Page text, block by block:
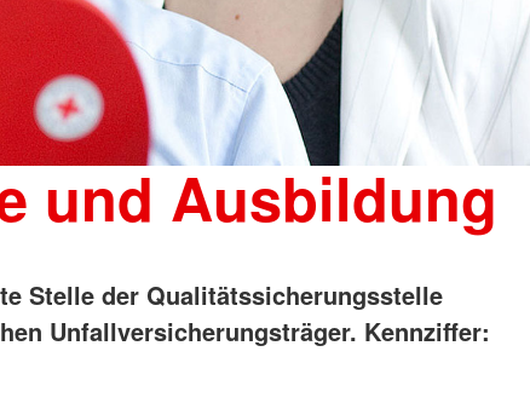
und Ausbildung
Stelle der Qualitätssicherungsstelle
Unfallversicherungsträger. Kennziffer: